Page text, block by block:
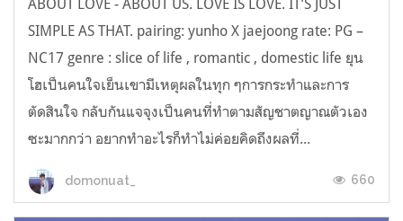
ABOUT LOVE - ABOUT US. LOVE IS LOVE. IT’S JUST
SIMPLE AS THAT. pairing: yunho X jaejoong rate: PG –
NC17 genre : slice of life , romantic , domestic life ยุน
โฮเป็นคนใจเย็นเขามีเหตุผลในทุก ๆการกระทำและการ
ตัดสินใจ กลับกันแจจุงเป็นคนที่ทำตามสัญชาตญาณตัวเอง
ซะมากกว่า อยากทำอะไรก็ทำไม่ค่อยคิดถึงผลที่...
domonuat_ 660